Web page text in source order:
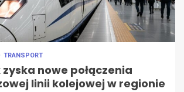
TRANSPORT
nowe połączenia
linii kolejowej w regionie